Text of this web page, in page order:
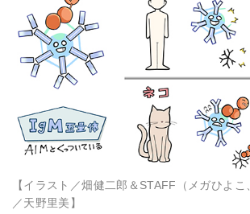
【イラスト／畑健二郎＆STAFF（メガひよ
／天野里美】